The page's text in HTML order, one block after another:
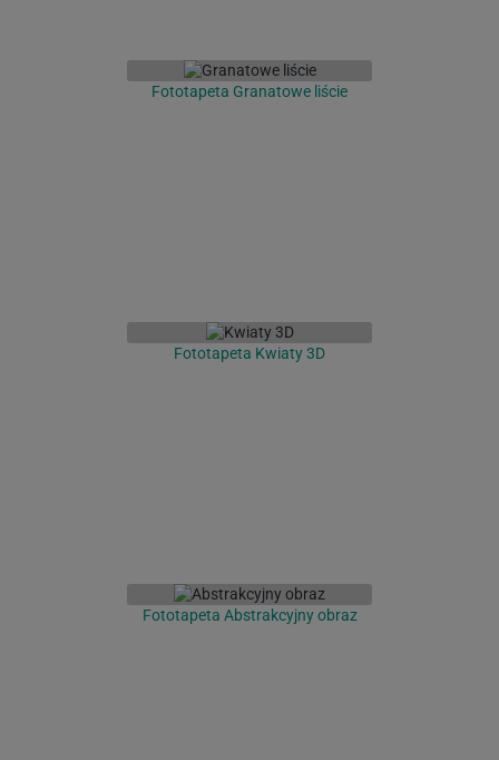
Fototapeta Granatowe liście
Fototapeta Kwiaty 3D
Fototapeta Abstrakcyjny obraz